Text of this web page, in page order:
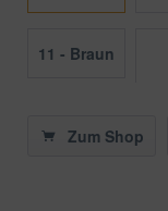
11 - Braun
Zum Shop